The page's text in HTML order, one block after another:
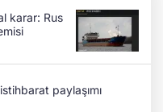
karar: Rus
paylaşımı